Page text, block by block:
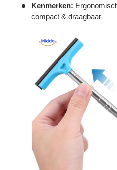
Kenmerken:
compact & draagbaar